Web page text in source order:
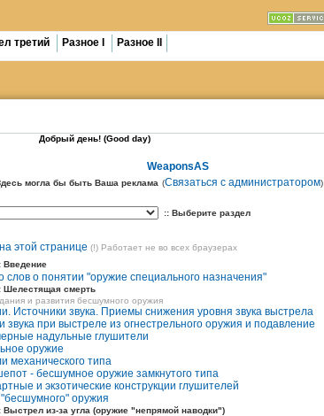
третий Разное I Разное II
- - - - - - -Добрый день! (Good day)
WeaponsAS
могла бы быть Ваша реклама (Связаться с администратором)
:: Выберите раздел
этой странице (!) Работает не во всех браузерах
Введение
слов о понятии "оружие специального назначения"
Шелестящая смерть
и развития бесшумного оружия
Источники звука. Приемы снижения уровня звука выстрела
звука при выстреле из огнестрельного оружия и подавление
надульные глушители
оружие
механического типа
- бесшумное оружие замкнутого типа
и экзотические конструкции глушителей
оружия
Выстрел из-за угла (оружие "непрямой наводки")